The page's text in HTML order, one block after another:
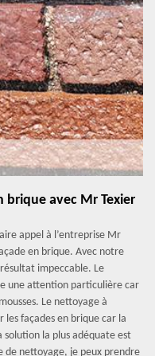
brique avec Mr Texier
appel à l’entreprise Mr
en brique. Avec notre
impeccable. Le
une attention particulière car
Le nettoyage à
les façades en brique car la
solution la plus adéquate est
de nettoyage, je peux prendre